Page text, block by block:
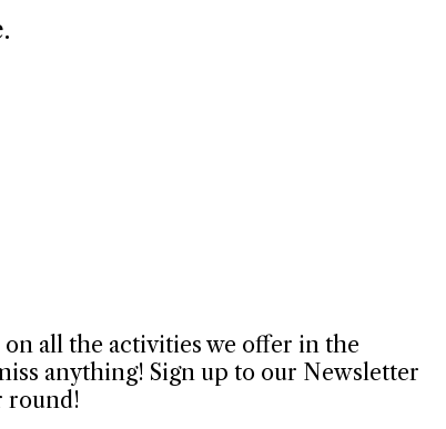
all the activities we offer in the
anything! Sign up to our Newsletter
round!